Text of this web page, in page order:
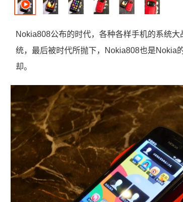
Nokia808公布的时代，各种各样手机的系统
统，最后被时代所抛下，Nokia808也是Nokia
却。